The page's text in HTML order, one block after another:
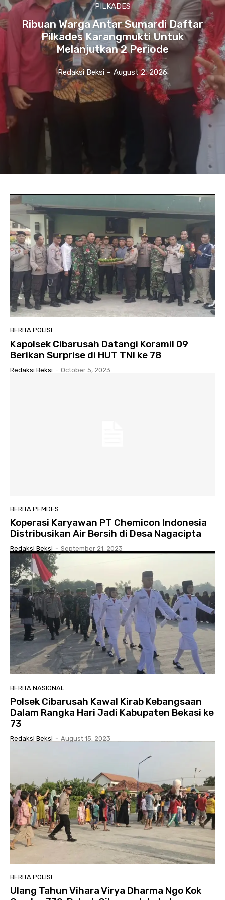
PILKADES
Ribuan Warga Antar Sumardi Daftar
Pilkades Karangmukti Untuk
Melanjutkan 2 Periode
Redaksi Beksi - August 2, 2026
BERITA POLISI
Kapolsek Cibarusah Datangi Koramil 09
Berikan Surprise di HUT TNI ke 78
Redaksi Beksi - October 5, 2023
BERITA PEMDES
Koperasi Karyawan PT Chemicon Indonesia
Distribusikan Air Bersih di Desa Nagacipta
Redaksi Beksi - September 21, 2023
BERITA NASIONAL
Polsek Cibarusah Kawal Kirab Kebangsaan
Dalam Rangka Hari Jadi Kabupaten Bekasi ke
73
Redaksi Beksi - August 15, 2023
BERITA POLISI
Ulang Tahun Vihara Virya Dharma Ngo Kok